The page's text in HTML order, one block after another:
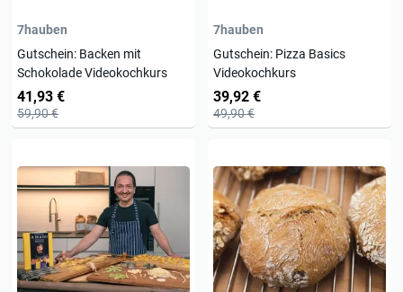
7hauben
Gutschein: Backen mit
Schokolade Videokochkurs
41,93 €
59,90 €
7hauben
Gutschein: Pizza Basics
Videokochkurs
39,92 €
49,90 €